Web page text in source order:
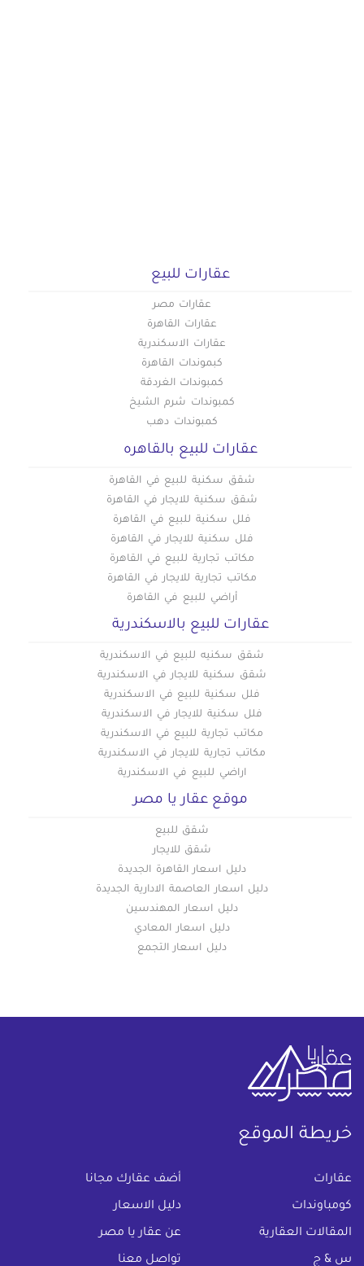
عقارات للبيع
عقارات مصر
عقارات القاهرة
عقارات الاسكندرية
كبموندات القاهرة
كمبوندات الغردقة
كمبوندات شرم الشيخ
كمبوندات دهب
عقارات للبيع بالقاهره
شقق سكنية للبيع في القاهرة
شقق سكنية للايجار في القاهرة
فلل سكنية للبيع في القاهرة
فلل سكنية للايجار في القاهرة
مكاتب تجارية للبيع في القاهرة
مكاتب تجارية للايجار في القاهرة
أراضي للبيع في القاهرة
عقارات للبيع بالاسكندرية
شقق سكنيه للبيع في الاسكندرية
شقق سكنية للايجار في الاسكندرية
فلل سكنية للبيع في الاسكندرية
فلل سكنية للايجار في الاسكندرية
مكاتب تجارية للبيع في الاسكندرية
مكاتب تجارية للايجار في الاسكندرية
اراضي للبيع في الاسكندرية
موقع عقار يا مصر
شقق للبيع
شقق للايجار
دليل اسعار القاهرة الجديدة
دليل اسعار العاصمة الادارية الجديدة
دليل اسعار المهندسين
دليل اسعار المعادي
دليل اسعار التجمع
خريطة الموقع
عقارات أضف عقارك مجانا
كومباوندات دليل الاسعار
المقالات العقارية عن عقار يا مصر
س & ج تواصل معنا